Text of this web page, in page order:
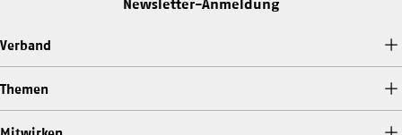
Verband
Themen